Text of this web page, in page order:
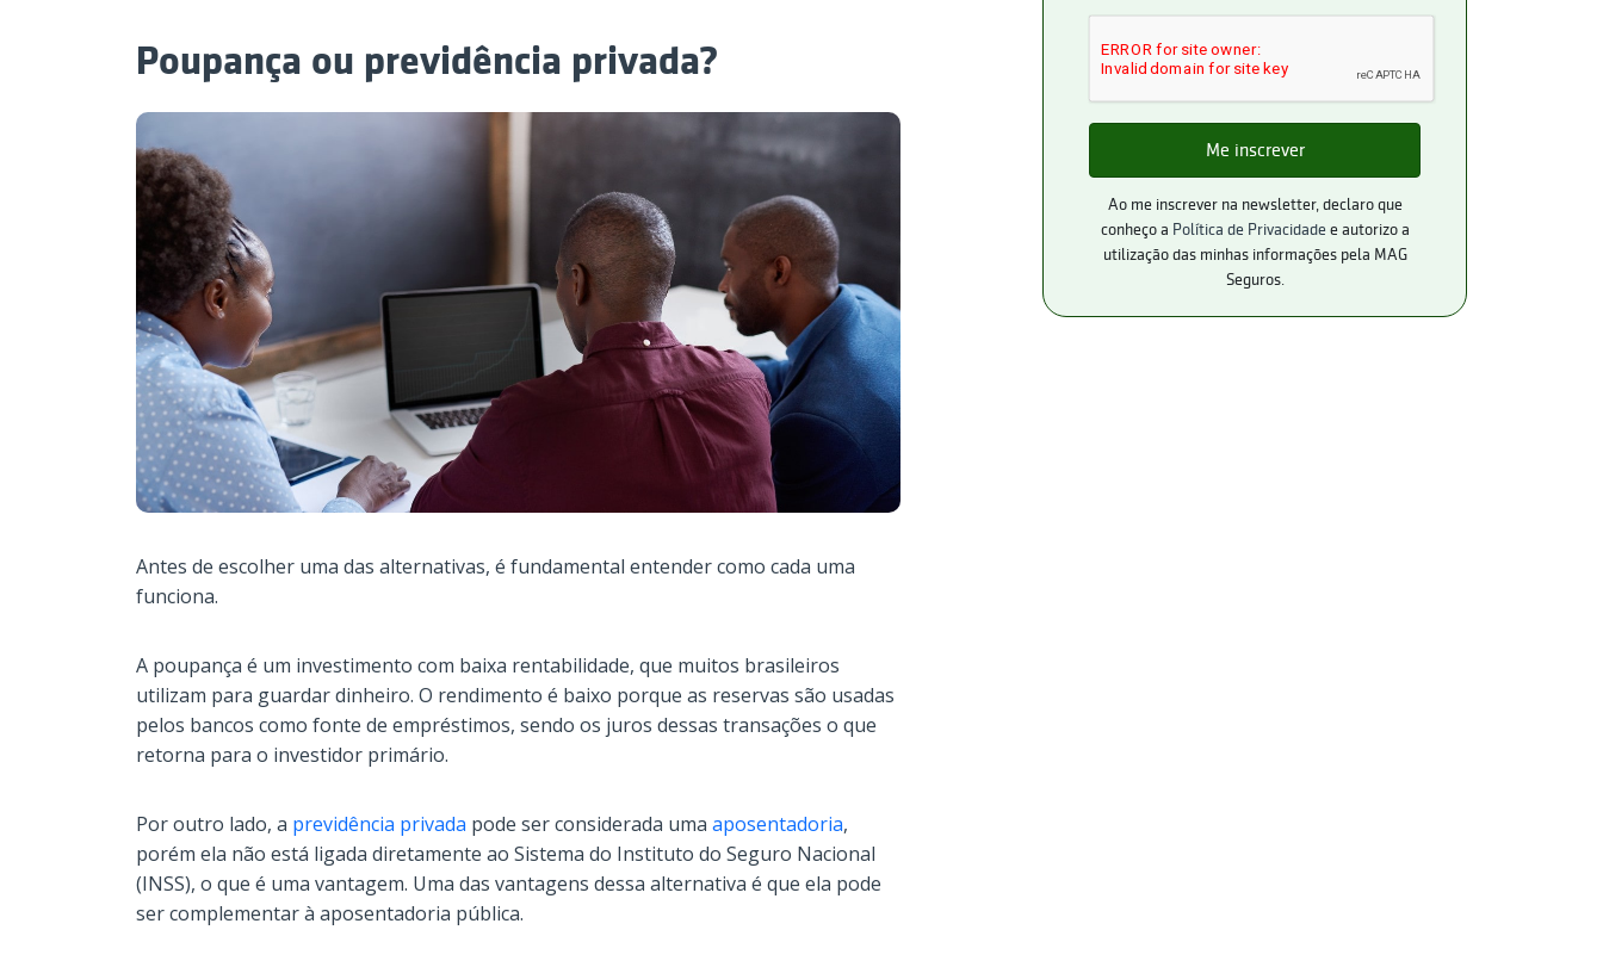
Poupança ou previdência privada?
Antes de escolher uma das alternativas, é fundamental entender como cada uma
funciona.
A poupança é um investimento com baixa rentabilidade, que muitos brasileiros
utilizam para guardar dinheiro. O rendimento é baixo porque as reservas são usadas
pelos bancos como fonte de empréstimos, sendo os juros dessas transações o que
retorna para o investidor primário.
Por outro lado, a previdência privada pode ser considerada uma aposentadoria,
porém ela não está ligada diretamente ao Sistema do Instituto do Seguro Nacional
(INSS), o que é uma vantagem. Uma das vantagens dessa alternativa é que ela pode
ser complementar à aposentadoria pública.
Ao me inscrever na newsletter, declaro que
conheço a Política de Privacidade e autorizo a
utilização das minhas informações pela MAG
Seguros.